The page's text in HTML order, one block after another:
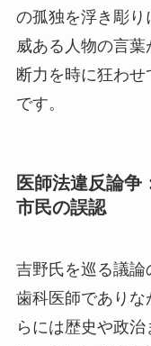
の孤独を浮き彫
威ある人物の言
断力を時に狂わ
です。
医師法違反論争
市民の誤認
吉野氏を巡る議論
歯科医師でありな
らには歴史や政